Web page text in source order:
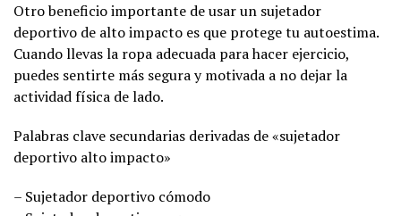
Otro beneficio importante de usar un sujetador
deportivo de alto impacto es que protege tu autoestima.
Cuando llevas la ropa adecuada para hacer ejercicio,
puedes sentirte más segura y motivada a no dejar la
actividad física de lado.
Palabras clave secundarias derivadas de «sujetador
deportivo alto impacto»
– Sujetador deportivo cómodo